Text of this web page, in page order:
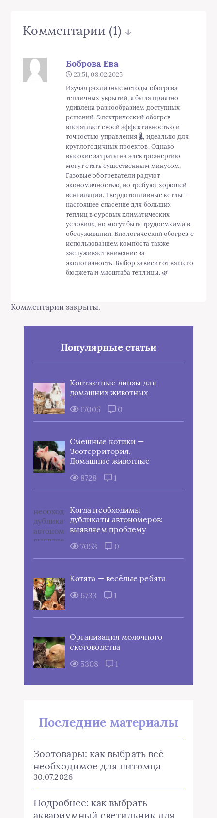
Комментарии (1)
Боброва Ева
23:51, 08.02.2025
Изучая различные методы обогрева
тепличных укрытий, я была приятно
удивлена разнообразием доступных
решений. Электрический обогрев
впечатляет своей эффективностью и
точностью управления 🌡️, идеально для
круглогодичных проектов. Однако
высокие затраты на электроэнергию
могут стать существенным минусом.
Газовые обогреватели радуют
экономичностью, но требуют хорошей
вентиляции. Твердотопливные котлы —
настоящее спасение для больших
теплиц в суровых климатических
условиях, но могут быть трудоемкими в
обслуживании. Биологический обогрев с
использованием компоста также
заслуживает внимание за
экологичность. Выбор зависит от вашего
бюджета и масштаба теплицы. 🌿
Комментарии закрыты.
Популярные статьи
Контактные линзы для
домашних животных
17005
0
Смешные котики —
Зоотерритория.
Домашние животные
8728
1
Когда необходимы
дубликаты автономеров:
выявляем проблему
7053
0
Котята — весёлые ребята
6733
1
Организация молочного
скотоводства
5308
1
Последние материалы
Зоотовары: как выбрать всё
необходимое для питомца
30.07.2026
Подробнее: как выбрать
аквариумный светильник для